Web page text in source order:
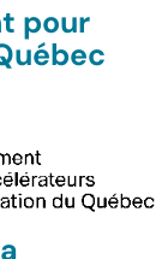
pour